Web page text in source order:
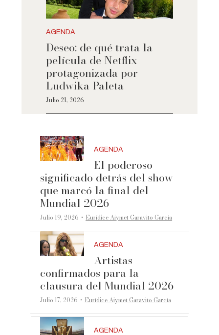
AGENDA
Deseo: de qué trata la
película de Netflix
protagonizada por
Ludwika Paleta
Julio 21, 2026
AGENDA
El poderoso
significado detrás del show
que marcó la final del
Mundial 2026
Julio 19, 2026 ·Eurídice Aiymet Garavito García
AGENDA
Artistas
confirmados para la
clausura del Mundial 2026
Julio 17, 2026 ·Eurídice Aiymet Garavito García
AGENDA